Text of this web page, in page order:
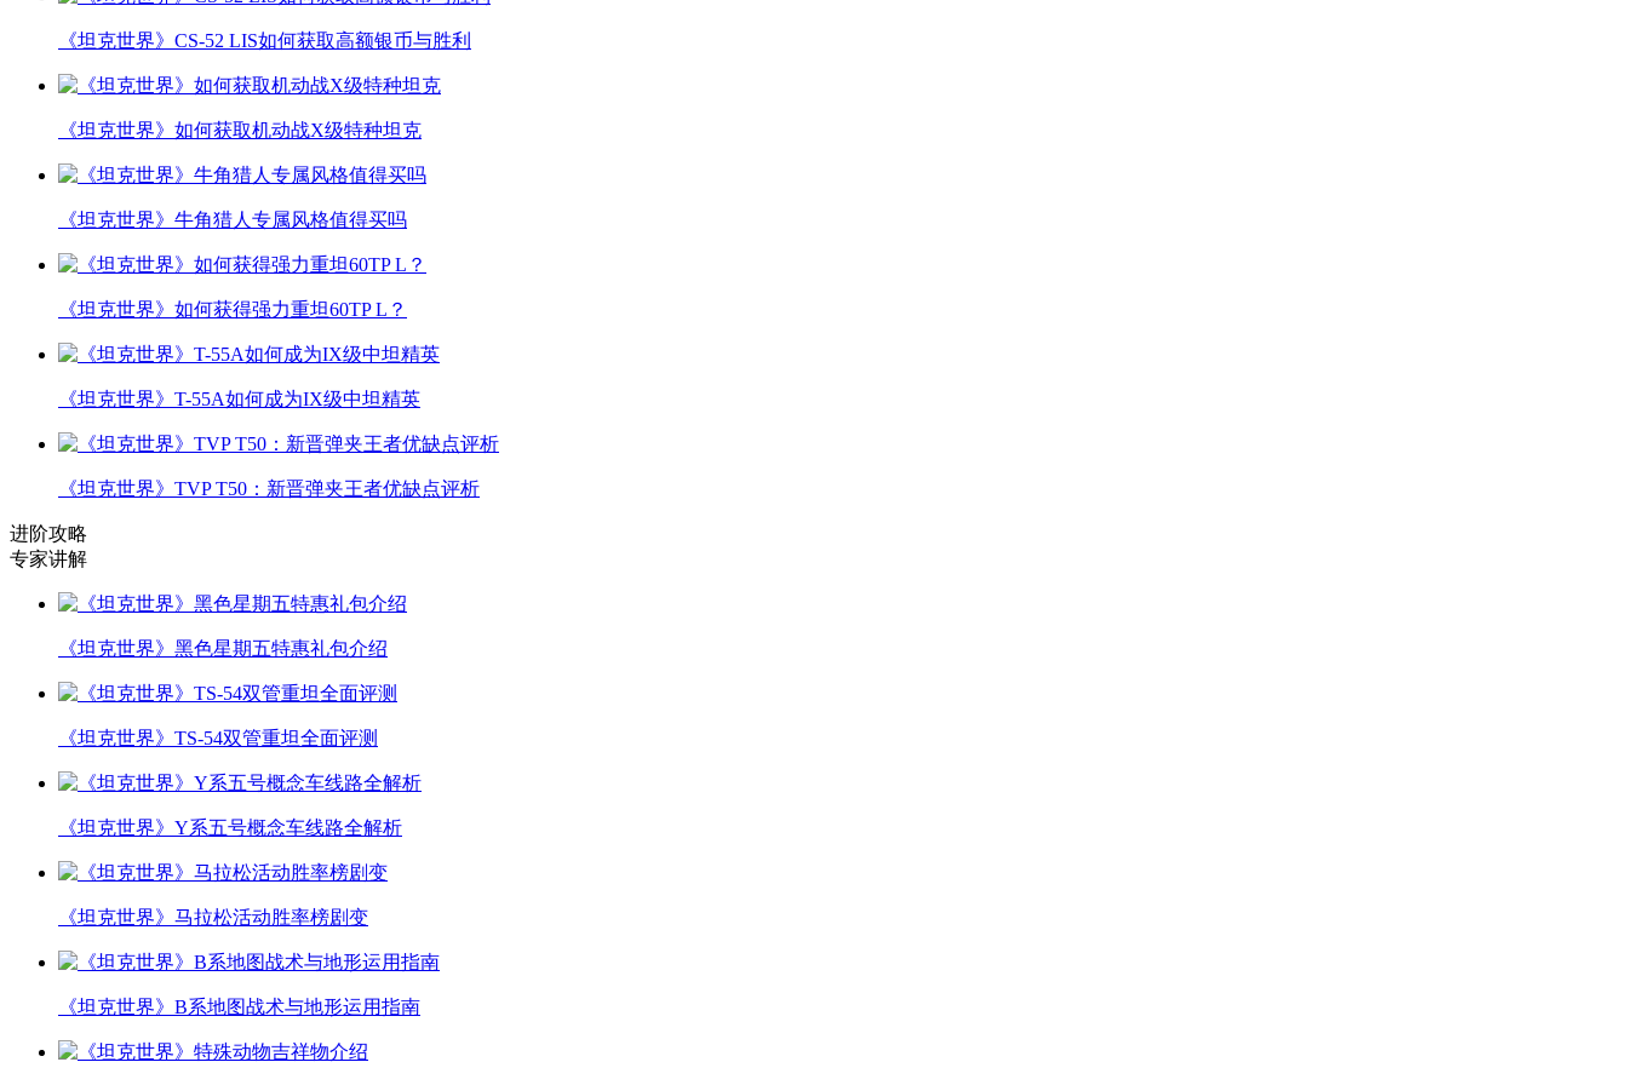
《坦克世界》CS-52 LIS如何获取高额银币与胜利
《坦克世界》如何获取机动战X级特种坦克
《坦克世界》牛角猎人专属风格值得买吗
《坦克世界》如何获得强力重坦60TP L？
《坦克世界》T-55A如何成为IX级中坦精英
《坦克世界》TVP T50：新晋弹夹王者优缺点评析
进阶攻略
专家讲解
《坦克世界》黑色星期五特惠礼包介绍
《坦克世界》TS-54双管重坦全面评测
《坦克世界》Y系五号概念车线路全解析
《坦克世界》马拉松活动胜率榜剧变
《坦克世界》B系地图战术与地形运用指南